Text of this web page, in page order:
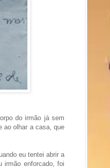
do irmão já sem
ao olhar a casa, que
eu tentei abrir a
irmão enforcado, foi